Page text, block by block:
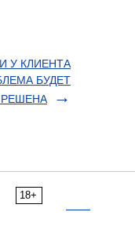
У КЛИЕНТА
БУДЕТ
18+